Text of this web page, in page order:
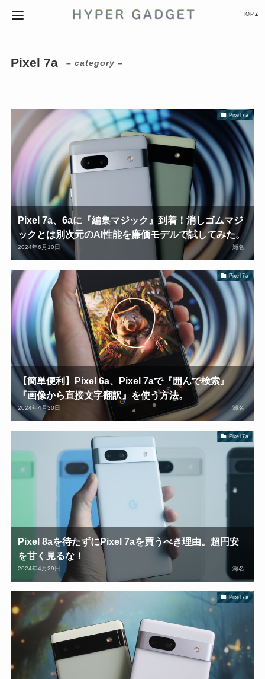
TOP▲
Pixel 7a – category –
Pixel 7a
Pixel 7a、6aに『編集マジック』到着！消しゴムマジ
ックとは別次元のAI性能を廉価モデルで試してみた。
2024年6月10日 瀬名
Pixel 7a
【簡単便利】Pixel 6a、Pixel 7aで『囲んで検索』
『画像から直接文字翻訳』を使う方法。
2024年4月30日 瀬名
Pixel 7a
Pixel 8aを待たずにPixel 7aを買うべき理由。超円安
を甘く見るな！
2024年4月29日 瀬名
Pixel 7a